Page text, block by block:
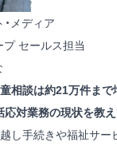
メディア
セールス担当
相談は約21万件まで
対業務の現状を教え
し手続きや福祉サー